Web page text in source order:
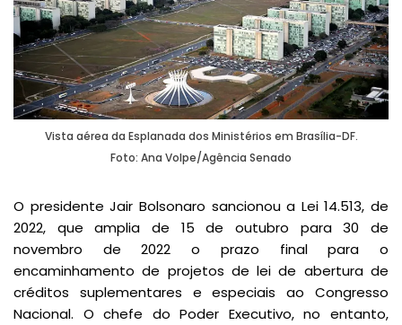
Vista aérea da Esplanada dos Ministérios em Brasília-DF.
Foto: Ana Volpe/Agência Senado
O presidente Jair Bolsonaro sancionou a Lei 14.513, de
2022, que amplia de 15 de outubro para 30 de
novembro de 2022 o prazo final para o
encaminhamento de projetos de lei de abertura de
créditos suplementares e especiais ao Congresso
Nacional. O chefe do Poder Executivo, no entanto,